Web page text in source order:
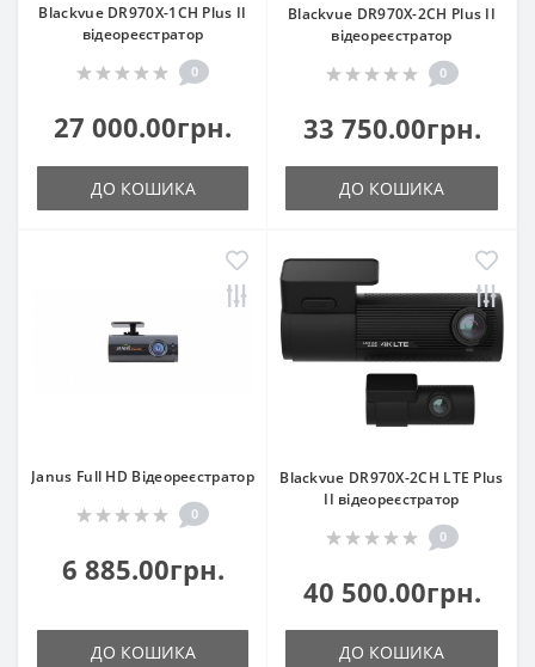
Blackvue DR970X-1CH Plus II
відеореєстратор
0
27 000.00грн.
ДО КОШИКА
Blackvue DR970X-2CH Plus II
відеореєстратор
0
33 750.00грн.
ДО КОШИКА
Janus Full HD Відеореєстратор
0
6 885.00грн.
ДО КОШИКА
Blackvue DR970X-2CH LTE Plus
II відеореєстратор
0
40 500.00грн.
ДО КОШИКА